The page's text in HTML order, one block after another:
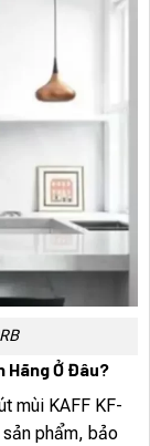
Hãng Ở Đâu?
mùi KAFF KF-
phẩm, bảo